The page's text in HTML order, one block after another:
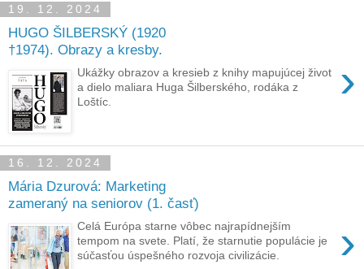
19. 12. 2024
HUGO ŠILBERSKÝ (1920
†1974). Obrazy a kresby.
›
Ukážky obrazov a kresieb z knihy mapujúcej život
a dielo maliara Huga Šilberského, rodáka z
Loštíc.
16. 12. 2024
Mária Dzurová: Marketing
zameraný na seniorov (1. časť)
›
Celá Európa starne vôbec najrapídnejším
tempom na svete. Platí, že starnutie populácie je
súčasťou úspešného rozvoja civilizácie.